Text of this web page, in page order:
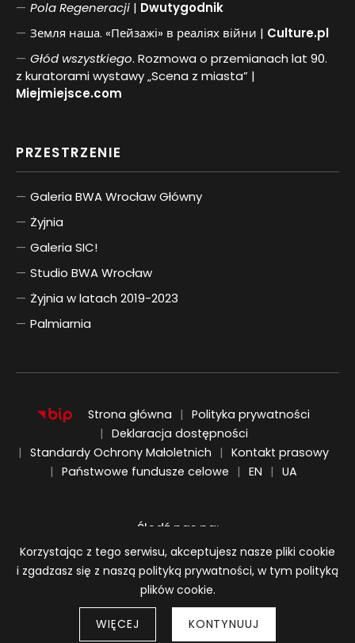
PolaRegeneracji | Dwutygodnik
Земля наша. «Пейзажі» в реаліях війни | Culture.pl
Głód wszystkiego. Rozmowa o przemianach lat 90.
z kuratorami wystawy „Scena z miasta” |
Miejmiejsce.com
PRZESTRZENIE
Galeria BWA Wrocław Główny
Żyjnia
Galeria SIC!
Studio BWA Wrocław
Żyjnia w latach 2019-2023
Palmiarnia
Strona główna
Polityka prywatności
Deklaracja dostępności
Standardy Ochrony Małoletnich
Kontakt prasowy
Państwowe fundusze celowe
EN
ENGLISH
UA
UKRAIŃSKI
Śledź nas na:
BWA Wrocław Galerie Sztuki Współczesnej
Informacja o plikach cookie
Korzystając z tego serwisu, akceptujesz nasze pliki cookie
i zgadzasz się z naszą polityką prywatności, w tym polityką
plików cookie.
WIĘCEJ KONTYNUUJ